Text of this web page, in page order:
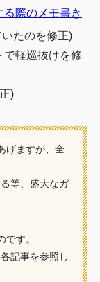
際のメモ書き
たのを修正)
軽巡抜けを修
)
げますが、全
等、盛大なガ
す。
記事を参照し